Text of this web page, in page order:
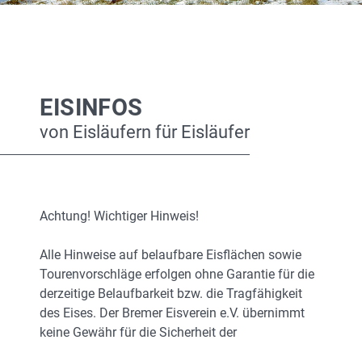
EISINFOS
von Eisläufern für Eisläufer
Achtung! Wichtiger Hinweis!
Alle Hinweise auf belaufbare Eisflächen sowie
Tourenvorschläge erfolgen ohne Garantie für die
derzeitige Belaufbarkeit bzw. die Tragfähigkeit
des Eises. Der Bremer Eisverein e.V. übernimmt
keine Gewähr für die Sicherheit der